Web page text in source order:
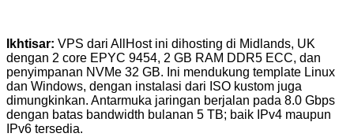
Ikhtisar: VPS dari AllHost ini dihosting di Midlands, UK
dengan 2 core EPYC 9454, 2 GB RAM DDR5 ECC, dan
penyimpanan NVMe 32 GB. Ini mendukung template Linux
dan Windows, dengan instalasi dari ISO kustom juga
dimungkinkan. Antarmuka jaringan berjalan pada 8.0 Gbps
dengan batas bandwidth bulanan 5 TB; baik IPv4 maupun
IPv6 tersedia.